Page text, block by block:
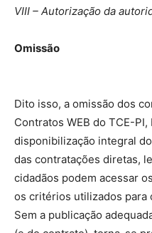
VIII – Autorização da
Omissão
Dito isso, a omissão dos
Contratos WEB do TCE-PI,
disponibilização integral
das contratações diretas,
cidadãos podem acessar
os critérios utilizados para
Sem a publicação